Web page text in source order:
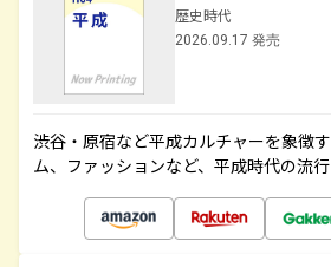
歴史時代
2026.09.17 発売
渋谷・原宿など平成カルチャーを象徴
ム、ファッションなど、平成時代の流